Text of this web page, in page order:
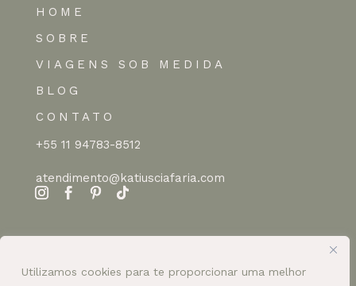
Utilizamos cookies para te proporcionar uma melhor
HOME
SOBRE
VIAGENS SOB MEDIDA
BLOG
CONTATO
+55 11 94783-8512
atendimento@katiusciafaria.com